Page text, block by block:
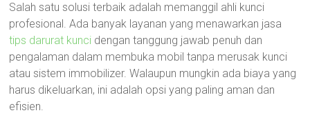
Salah satu solusi terbaik adalah memanggil ahli kunci
profesional. Ada banyak layanan yang menawarkan jasa
tips darurat kunci dengan tanggung jawab penuh dan
pengalaman dalam membuka mobil tanpa merusak kunci
atau sistem immobilizer. Walaupun mungkin ada biaya yang
harus dikeluarkan, ini adalah opsi yang paling aman dan
efisien.